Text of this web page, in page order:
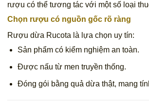
rượu có thể tương tác với một số loại
Chọn rượu có nguồn gốc rõ ràng
Rượu dừa Rucota là lựa chọn uy tín:
Sản phẩm có kiểm nghiệm an toàn.
Được nấu từ men truyền thống.
Đóng gói bằng quả dừa thật, mang